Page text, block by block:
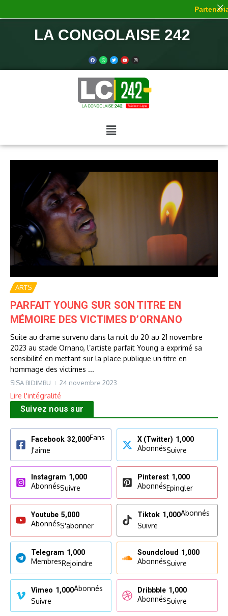
LA CONGOLAISE 242
ARTS
PARFAIT YOUNG SUR SON TITRE EN
MÉMOIRE DES VICTIMES D’ORNANO
Suite au drame survenu dans la nuit du 20 au 21 novembre
2023 au stade Ornano, l’artiste parfait Young a exprimé sa
sensibilité en mettant sur la place publique un titre en
hommage des victimes ...
SISA BIDIMBU 24 novembre 2023
Lire l'intégralité
Suivez nous sur
Facebook 32,000Fans
J'aime
X (Twitter) 1,000
AbonnésSuivre
Instagram 1,000
AbonnésSuivre
Pinterest 1,000
AbonnésEpingler
Youtube 5,000
AbonnésS'abonner
Tiktok 1,000Abonnés
Suivre
Telegram 1,000
MembresRejoindre
Soundcloud 1,000
AbonnésSuivre
Vimeo 1,000Abonnés
Suivre
Dribbble 1,000
AbonnésSuivre